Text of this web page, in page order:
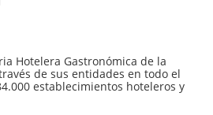
Hotelera Gastronómica de la
de sus entidades en todo el
establecimientos hoteleros y